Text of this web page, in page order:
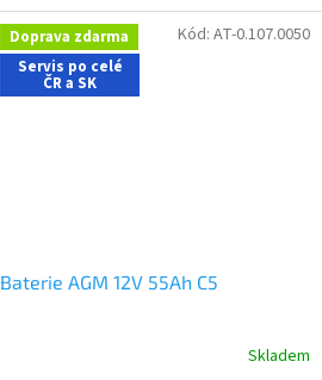
Doprava zdarma
Servis po celé
ČR a SK
Baterie AGM 12V 55Ah C5
Skladem
Kód: AT-0.107.0050